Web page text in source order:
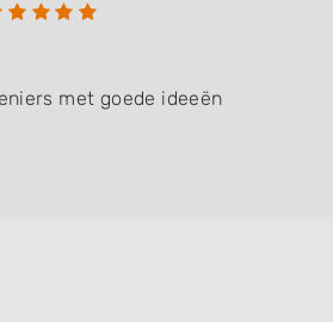
met goede ideeën